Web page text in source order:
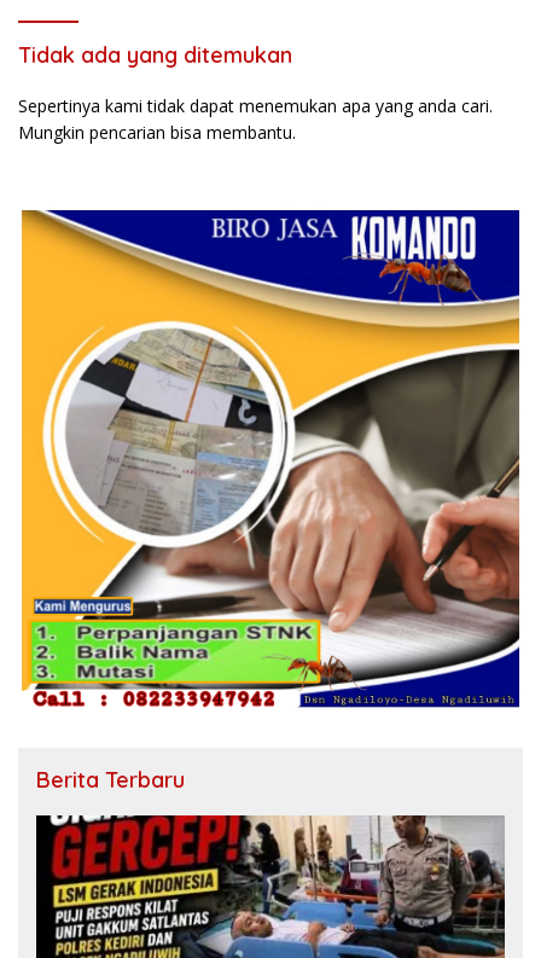
Tidak ada yang ditemukan
Sepertinya kami tidak dapat menemukan apa yang anda cari.
Mungkin pencarian bisa membantu.
Berita Terbaru